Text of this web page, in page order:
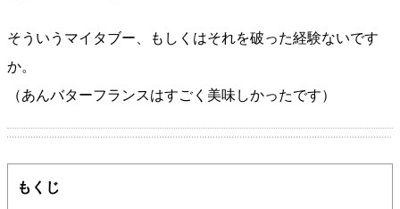
そういうマイタブー、もしくはそれを破った経験ないです
か。
（あんバターフランスはすごく美味しかったです）
もくじ